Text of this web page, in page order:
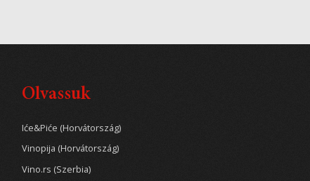
Olvassuk
Iće&Piće (Horvátország)
Vinopija (Horvátország)
Vino.rs (Szerbia)